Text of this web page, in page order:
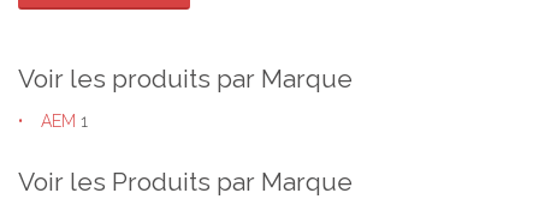
Voir les produits par Marque
AEM 1
Voir les Produits par Marque